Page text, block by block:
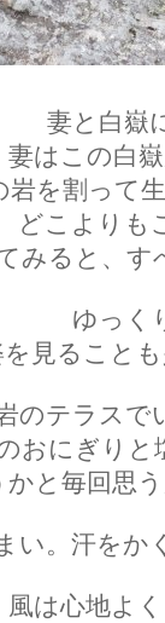
妻と白嶽
妻はこの白
を割って
どこよりも
みると、
ゆっく
見ること
のテラスで
おにぎりと
かと毎回思
い。汗をか
風は心地よ